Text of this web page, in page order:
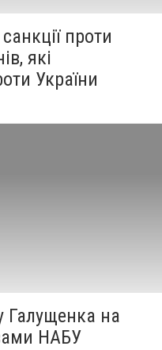
проти
які
України
Галущенка на
НАБУ